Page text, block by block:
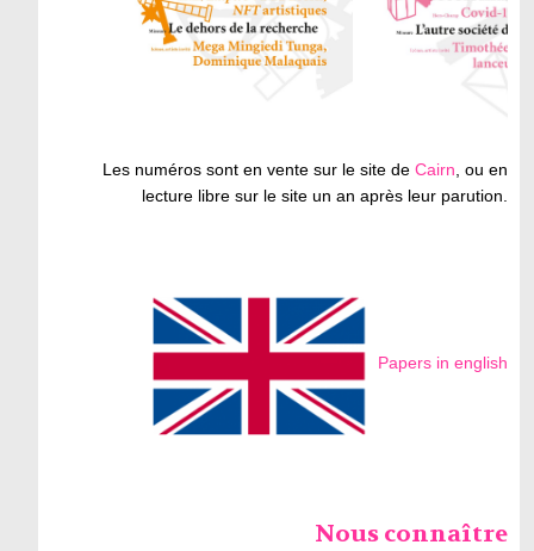
Les numéros sont en vente sur le site deCairn, ou en
lecture libre sur le site un an après leur parution.
Papers in english
Nous connaître